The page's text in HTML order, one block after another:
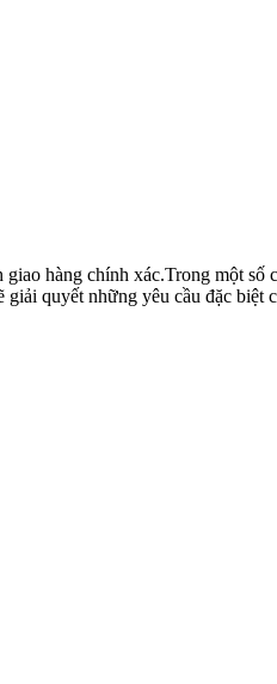
hàng chính xác.Trong một
quyết những yêu cầu đặc biệt